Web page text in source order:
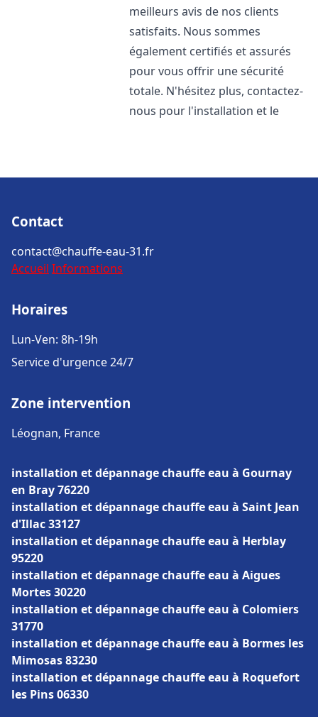
meilleurs avis de nos clients
satisfaits. Nous sommes
également certifiés et assurés
pour vous offrir une sécurité
totale. N'hésitez plus, contactez-
nous pour l'installation et le
Contact
contact@chauffe-eau-31.fr
Accueil Informations
Horaires
Lun-Ven: 8h-19h
Service d'urgence 24/7
Zone intervention
Léognan, France
installation et dépannage chauffe eau à Gournay
en Bray 76220
installation et dépannage chauffe eau à Saint Jean
d'Illac 33127
installation et dépannage chauffe eau à Herblay
95220
installation et dépannage chauffe eau à Aigues
Mortes 30220
installation et dépannage chauffe eau à Colomiers
31770
installation et dépannage chauffe eau à Bormes les
Mimosas 83230
installation et dépannage chauffe eau à Roquefort
les Pins 06330